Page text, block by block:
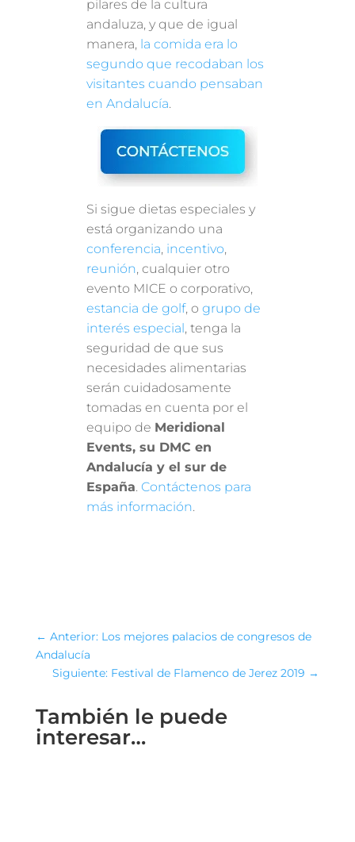
pilares de la cultura
andaluza, y que de igual
manera, la comida era lo
segundo que recodaban los
visitantes cuando pensaban
en Andalucía.
Si sigue dietas especiales y
está organizando una
conferencia, incentivo,
reunión, cualquier otro
evento MICE o corporativo,
estancia de golf, ogrupo de
interés especial , tenga la
seguridad de que sus
necesidades alimentarias
serán cuidadosamente
tomadas en cuenta por el
equipo de Meridional
Events, su DMC en
Andalucía y el sur de
España. Contáctenos para
más información.
← Anterior: Los mejores palacios de congresos de
Andalucía
Siguiente: Festival de Flamenco de Jerez 2019 →
También le puede
interesar…